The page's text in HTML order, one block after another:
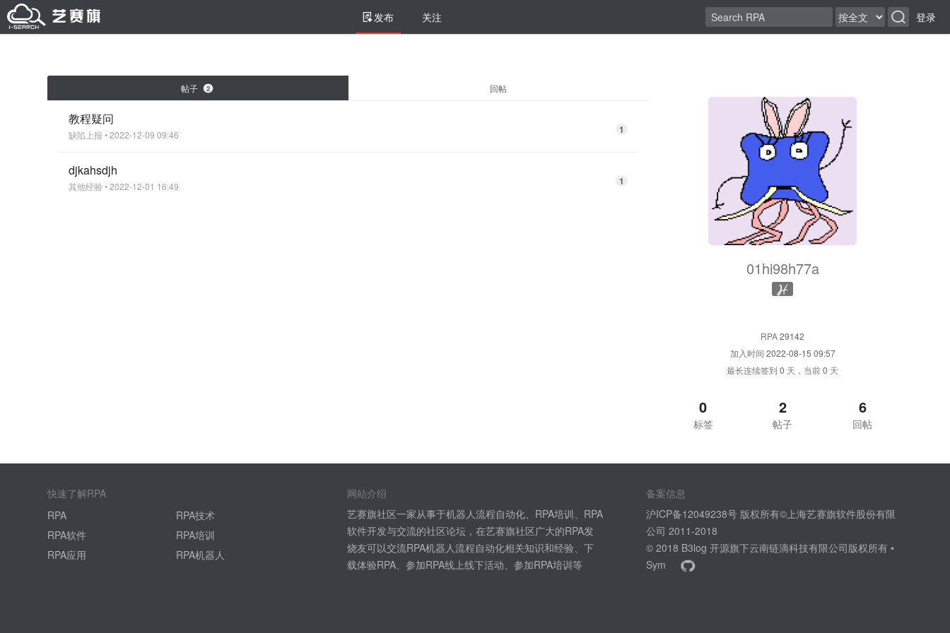
发布 关注 登录
帖子 2 回帖
教程疑问
缺陷上报 • 2022-12-09 09:46 1
djkahsdjh
其他经验 • 2022-12-01 16:49 1
01hi98h77a
RPA29142
加入时间 2022-08-15 09:57
最长连续签到 0 天，当前0 天
0
标签
2
帖子
6
回帖
快速了解RPA
RPA
RPA技术
RPA软件
RPA培训
RPA应用
RPA机器人
网站介绍
艺赛旗社区一家从事于机器人流程自动化、RPA培训、RPA
软件开发与交流的社区论坛，在艺赛旗社区广大的RPA发
烧友可以交流RPA机器人流程自动化相关知识和经验、下
载体验RPA、参加RPA线上线下活动、参加RPA培训等
备案信息
沪ICP备12049238号 版权所有©上海艺赛旗软件股份有限
公司 2011-2018
© 2018 B3log 开源旗下云南链滴科技有限公司版权所有 •
Sym